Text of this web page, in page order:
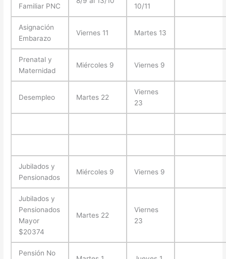
Familiar PNC
10/11
Asignación
Embarazo
Viernes 11 Martes 13
Prenatal y
Maternidad
Miércoles 9 Viernes 9
Desempleo Martes 22
Viernes
23
Jubilados y
Pensionados
Miércoles 9 Viernes 9
Jubilados y
Pensionados
Mayor
$20374
Martes 22
Viernes
23
Pensión No